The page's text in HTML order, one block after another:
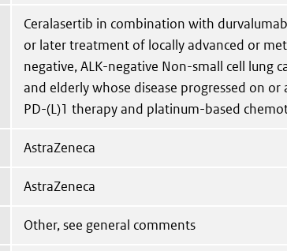
Ceralasertib in combination with
or later treatment of locally advanced or
negative, ALK-negative Non-small cell lung
and elderly whose disease progressed on
PD-(L)1 therapy and platinum-based
AstraZeneca
AstraZeneca
Other, see general comments